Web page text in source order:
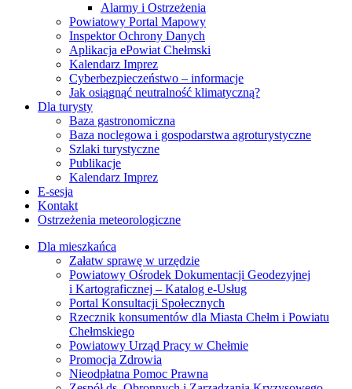
Alarmy i Ostrzeżenia
Powiatowy Portal Mapowy
Inspektor Ochrony Danych
Aplikacja ePowiat Chełmski
Kalendarz Imprez
Cyberbezpieczeństwo – informacje
Jak osiągnąć neutralność klimatyczną?
Dla turysty
Baza gastronomiczna
Baza noclegowa i gospodarstwa agroturystyczne
Szlaki turystyczne
Publikacje
Kalendarz Imprez
E-sesja
Kontakt
Ostrzeżenia meteorologiczne
Dla mieszkańca
Załatw sprawę w urzędzie
Powiatowy Ośrodek Dokumentacji Geodezyjnej
i Kartograficznej – Katalog e-Usług
Portal Konsultacji Społecznych
Rzecznik konsumentów dla Miasta Chełm i Powiatu
Chełmskiego
Powiatowy Urząd Pracy w Chełmie
Promocja Zdrowia
Nieodpłatna Pomoc Prawna